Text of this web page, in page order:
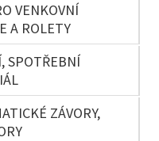
VENKOVNÍ
A ROLETY
SPOTŘEBNÍ
ZÁVORY,